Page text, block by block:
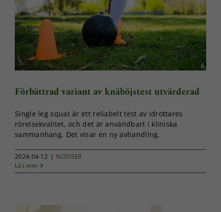
Förbättrad variant av knäböjstest utvärderad
Single leg squat är ett reliabelt test av idrottares
rörelsekvalitet, och det är användbart i kliniska
sammanhang. Det visar en ny avhandling.
2024-04-12 | NOTISER
Läs mer